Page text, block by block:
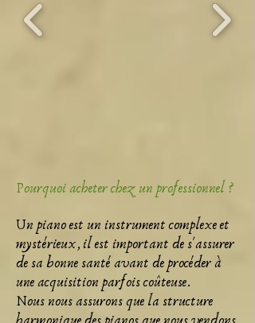
Pourquoi acheter chez un professionnel ?
Un piano est un instrument complexe et
mystérieux, il est important de s'assurer
de sa bonne santé avant de procéder à
une acquisition parfois coûteuse.
Nous nous assurons que la structure